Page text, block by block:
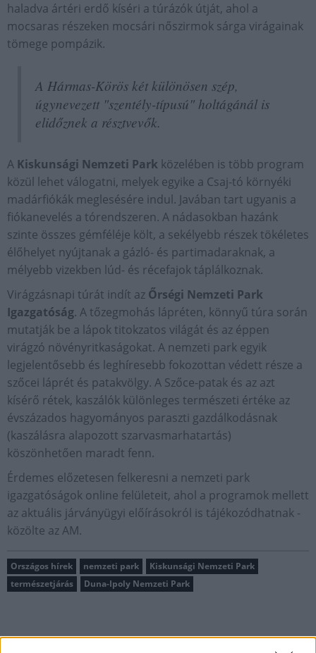
haladva ártéri erdő kíséri a túrázók útját, ahol a
mocsaras részeken mocsári nőszirmok sárga virágainak
tömege pompázik.
A Hármas-Körös két különösen szép,
úgynevezett "szentély-típusú" holtágánál is
elidőznek a résztvevők.
A Kiskunsági Nemzeti Park közelében is több program
közül lehet válogatni, melyek egyike a Csaj-tó környéki
madárfiókák meglesésére indul. Javában tart ugyanis a
fiókanevelés a tórendszeren. A nádasokban hazánk
szinte összes gémféléje költ, a sekélyebb részek tökéletes
élőhelyet nyújtanak a gázló- és partimadaraknak, a
mélyebb vizekben lúd- és récefajok táplálkoznak.
Virágzásnapi túrát indít az Őrségi Nemzeti Park
Igazgatóság. A tőzegmohás lápréten, könnyű túra során
mutatják be a lápok titokzatos világát és az éppen
virágzó növényritkaságokat. A nemzeti park egyik
legjelentősebb és leghíresebb fokozottan védett része a
szőcei láprét és patakvölgy. A Szőce-patak és az azt
kísérő rétek, kaszálók különleges természeti értéke az
évszázados hagyományos paraszti gazdálkodásnak
(kaszálásra alapozott szarvasmarhatartás)
köszönhetően maradt fenn.
Érdemes előzetesen felkeresni a nemzeti park
igazgatóságok online felületeit, ahol a programok mellett
az aktuális járványügyi előírásokról is tájékozódhatnak -
közölte az AM.
Országos hírek nemzeti park
Kiskunsági Nemzeti Park
természetjárás
Duna-Ipoly Nemzeti Park